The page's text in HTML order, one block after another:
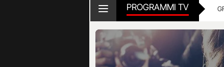
PROGRAMMI TV